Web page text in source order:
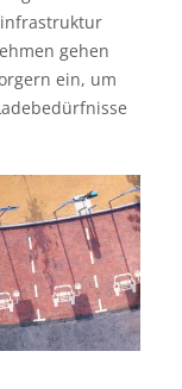
gehen
ein, um